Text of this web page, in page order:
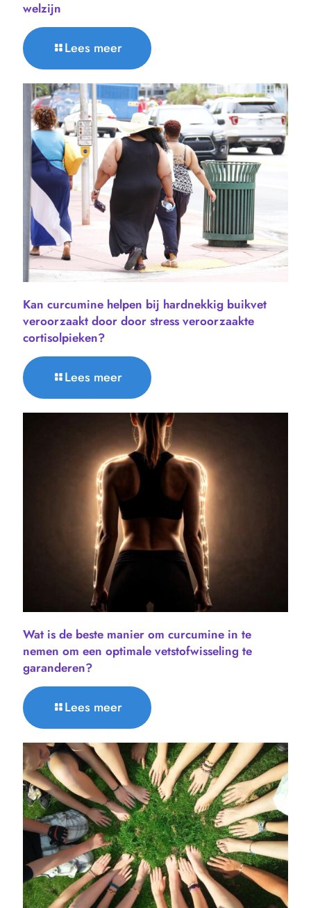
welzijn
Lees meer
Kan curcumine helpen bij hardnekkig buikvet
veroorzaakt door door stress veroorzaakte
cortisolpieken?
Lees meer
Wat is de beste manier om curcumine in te
nemen om een ​​optimale vetstofwisseling te
garanderen?
Lees meer